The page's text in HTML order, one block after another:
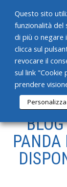
HOME
CHI SIAMO
SERVIZI
PRODOTTI
NEWS
Questo sito
funzionalità del
di più o negare
clicca sul
revocare il
sul link "Cookie
prendere